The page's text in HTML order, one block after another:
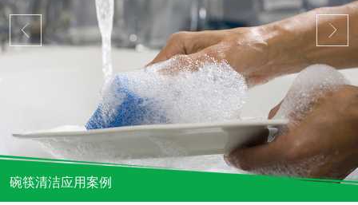
碗筷清洁应用案例